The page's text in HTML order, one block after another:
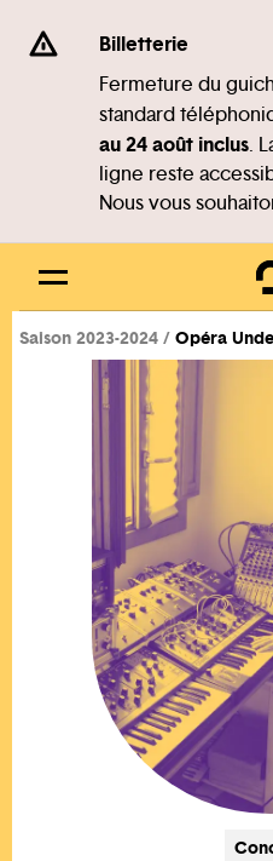
Se rendre au
Contenu principal
Pied de page
Billetterie
Fermeture du
standard
au 24 août inclus.
ligne reste
Nous vous
Saison 2023-2024 Opéra